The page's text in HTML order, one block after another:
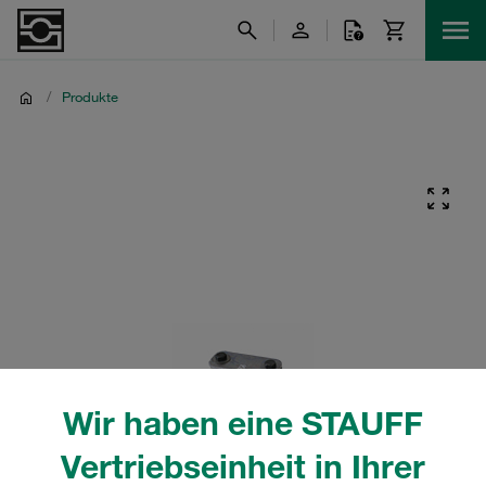
Wir haben eine STAUFF
Vertriebseinheit in Ihrer
/ Produkte